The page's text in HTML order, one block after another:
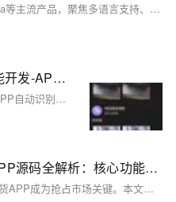
海外语聊APP开发需结合Yalla、Hawa等主流产品，聚焦多语言支持、实时音视频、社交互动与安全合规。兼顾技术架构、本地化运营与法律风险，避免劣质成品代码，平衡创新与成本，打造差异化出海产品。（239字）
【01】对APP进行语言包功能开发-APP自动识别地区ip后分配对应的语言功能复杂吗？-成熟app项目语言包功能定制开发-前端以uniapp-基于vue.js后端以laravel基于php为例项目实战-优雅草卓伊凡
【01】对APP进行语言包功能开发-APP自动识别地区ip后分配对应的语言功能复杂吗？-成熟app项目语言包功能定制开发-前端以uniapp-基于vue.js后端以laravel基于php为例项目实战-优雅草卓伊凡
轻量化短视频电商直播带货APP源码全解析：核心功能与设计流程​
在电商直播热潮下，开发专属直播带货APP成为抢占市场关键。本文详解原生开发轻量化APP的核心功能与全流程设计，涵盖用户登录、商品浏览、直播互动、购物车、订单及售后功能，并介绍安卓端Java、苹果端Object-C、后台PHP的技术实现，助力打造高效优质的直播电商平台。